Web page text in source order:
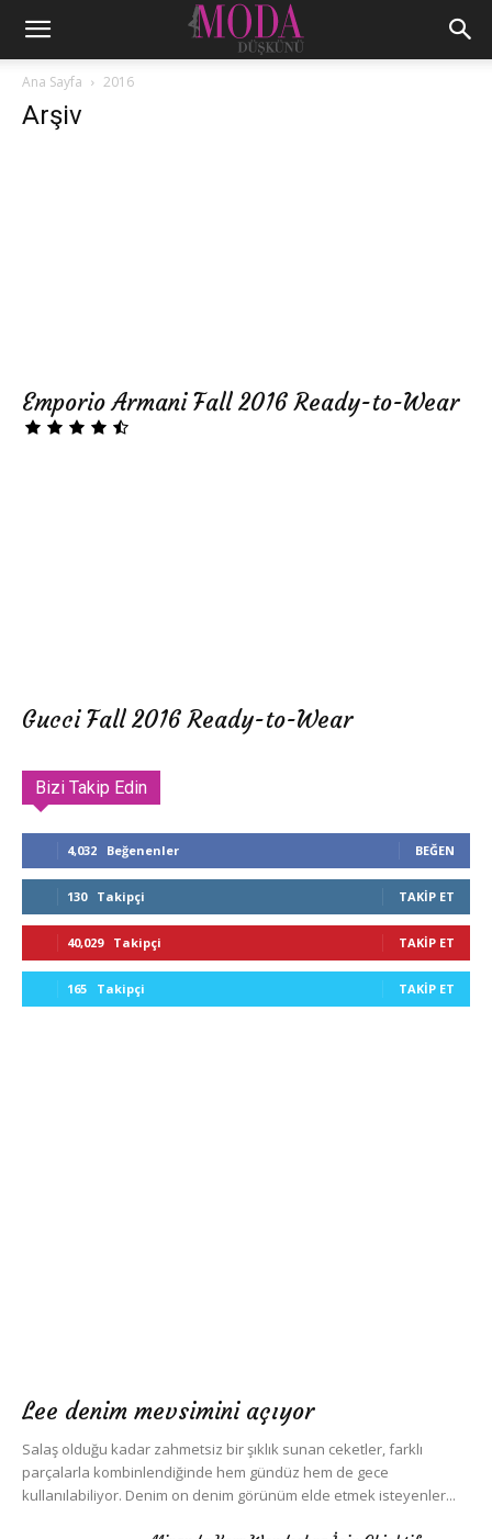
Ana Sayfa 2016
Arşiv
Emporio Armani Fall 2016 Ready-to-Wear
Gucci Fall 2016 Ready-to-Wear
Bizi Takip Edin
4,032 Beğenenler BEĞEN
130 Takipçi TAKIP ET
40,029 Takipçi TAKIP ET
165 Takipçi TAKIP ET
Lee denim mevsimini açıyor
Salaş olduğu kadar zahmetsiz bir şıklık sunan ceketler, farklı
parçalarla kombinlendiğinde hem gündüz hem de gece
kullanılabiliyor. Denim on denim görünüm elde etmek isteyenler...